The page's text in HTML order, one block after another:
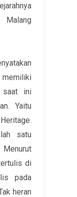
saat ini
Yaitu
satu
di
pada
heran